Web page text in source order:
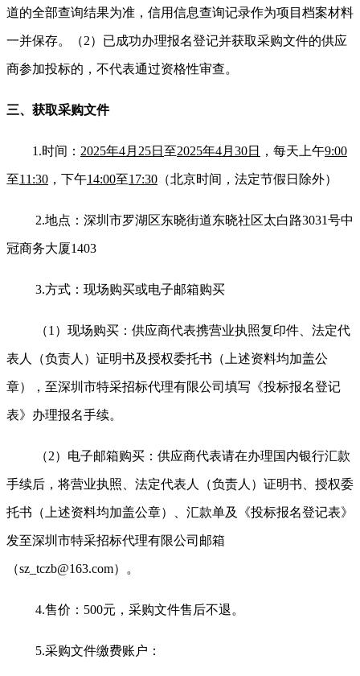
道的全部查询结果为准，信用信息查询记录作为项目档案材料
一并保存。（2）已成功办理报名登记并获取采购文件的供应
商参加投标的，不代表通过资格性审查。
三、获取采购文件
1.时间： 2025年4月25日 至2025年4月30日 ，每天上午9:00
至11:30 ，下午14:00至17:30 （北京时间，法定节假日除外）
2.地点：深圳市罗湖区东晓街道东晓社区太白路3031号中
冠商务大厦1403
3.方式：现场购买或电子邮箱购买
（1）现场购买：供应商代表携营业执照复印件、法定代
表人（负责人）证明书及授权委托书（上述资料均加盖公
章），至深圳市特采招标代理有限公司填写《投标报名登记
表》办理报名手续。
（2）电子邮箱购买：供应商代表请在办理国内银行汇款
手续后，将营业执照、法定代表人（负责人）证明书、授权委
托书（上述资料均加盖公章）、汇款单及《投标报名登记表》
发至深圳市特采招标代理有限公司邮箱
（sz_tczb@163.com）。
4.售价：500元，采购文件售后不退。
5.采购文件缴费账户：